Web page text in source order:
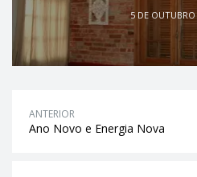
5 DE OUTUBRO
ANTERIOR
Ano Novo e Energia Nova